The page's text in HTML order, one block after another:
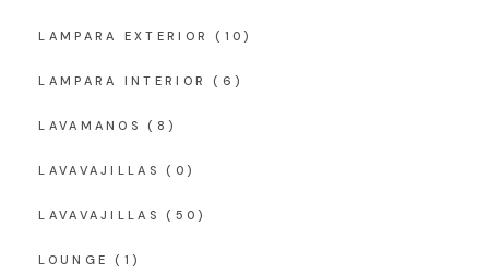
LAMPARA EXTERIOR (10)
LAMPARA INTERIOR (6)
LAVAMANOS (8)
LAVAVAJILLAS (0)
LAVAVAJILLAS (50)
LOUNGE (1)